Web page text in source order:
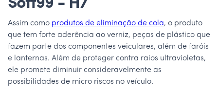
Soft99 - H7
Assim como produtos de eliminação de cola, o produto
que tem forte aderência ao verniz, peças de plástico que
fazem parte dos componentes veiculares, além de faróis
e lanternas. Além de proteger contra raios ultravioletas,
ele promete diminuir consideravelmente as
possibilidades de micro riscos no veículo.